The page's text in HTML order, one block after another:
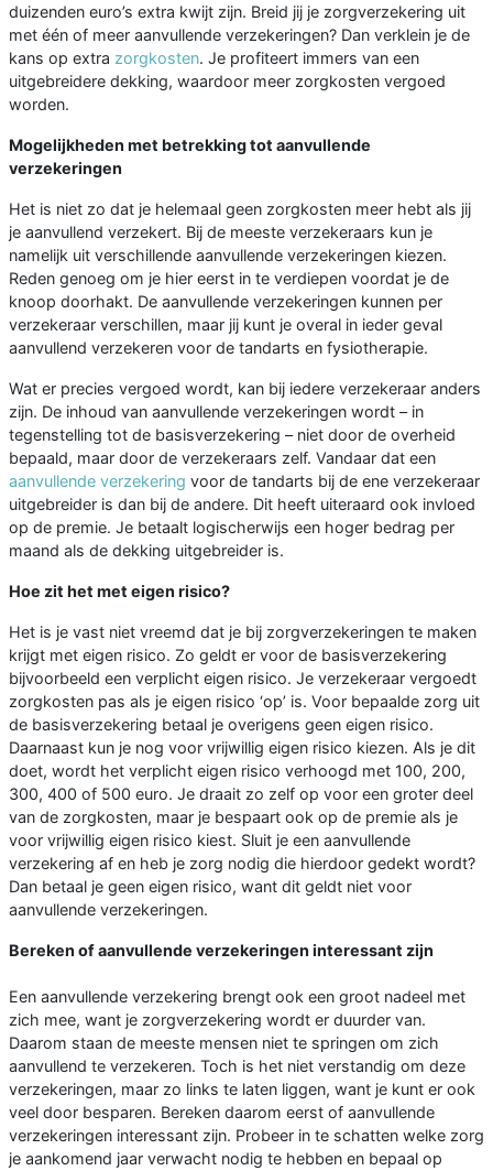
duizenden euro’s extra kwijt zijn. Breid jij je zorgverzekering uit
met één of meer aanvullende verzekeringen? Dan verklein je de
kans op extra zorgkosten. Je profiteert immers van een
uitgebreidere dekking, waardoor meer zorgkosten vergoed
worden.
Mogelijkheden met betrekking tot aanvullende
verzekeringen
Het is niet zo dat je helemaal geen zorgkosten meer hebt als jij
je aanvullend verzekert. Bij de meeste verzekeraars kun je
namelijk uit verschillende aanvullende verzekeringen kiezen.
Reden genoeg om je hier eerst in te verdiepen voordat je de
knoop doorhakt. De aanvullende verzekeringen kunnen per
verzekeraar verschillen, maar jij kunt je overal in ieder geval
aanvullend verzekeren voor de tandarts en fysiotherapie.
Wat er precies vergoed wordt, kan bij iedere verzekeraar anders
zijn. De inhoud van aanvullende verzekeringen wordt – in
tegenstelling tot de basisverzekering – niet door de overheid
bepaald, maar door de verzekeraars zelf. Vandaar dat een
aanvullende verzekering voor de tandarts bij de ene verzekeraar
uitgebreider is dan bij de andere. Dit heeft uiteraard ook invloed
op de premie. Je betaalt logischerwijs een hoger bedrag per
maand als de dekking uitgebreider is.
Hoe zit het met eigen risico?
Het is je vast niet vreemd dat je bij zorgverzekeringen te maken
krijgt met eigen risico. Zo geldt er voor de basisverzekering
bijvoorbeeld een verplicht eigen risico. Je verzekeraar vergoedt
zorgkosten pas als je eigen risico ‘op’ is. Voor bepaalde zorg uit
de basisverzekering betaal je overigens geen eigen risico.
Daarnaast kun je nog voor vrijwillig eigen risico kiezen. Als je dit
doet, wordt het verplicht eigen risico verhoogd met 100, 200,
300, 400 of 500 euro. Je draait zo zelf op voor een groter deel
van de zorgkosten, maar je bespaart ook op de premie als je
voor vrijwillig eigen risico kiest. Sluit je een aanvullende
verzekering af en heb je zorg nodig die hierdoor gedekt wordt?
Dan betaal je geen eigen risico, want dit geldt niet voor
aanvullende verzekeringen.
Bereken of aanvullende verzekeringen interessant zijn
Een aanvullende verzekering brengt ook een groot nadeel met
zich mee, want je zorgverzekering wordt er duurder van.
Daarom staan de meeste mensen niet te springen om zich
aanvullend te verzekeren. Toch is het niet verstandig om deze
verzekeringen, maar zo links te laten liggen, want je kunt er ook
veel door besparen. Bereken daarom eerst of aanvullende
verzekeringen interessant zijn. Probeer in te schatten welke zorg
je aankomend jaar verwacht nodig te hebben en bepaal op